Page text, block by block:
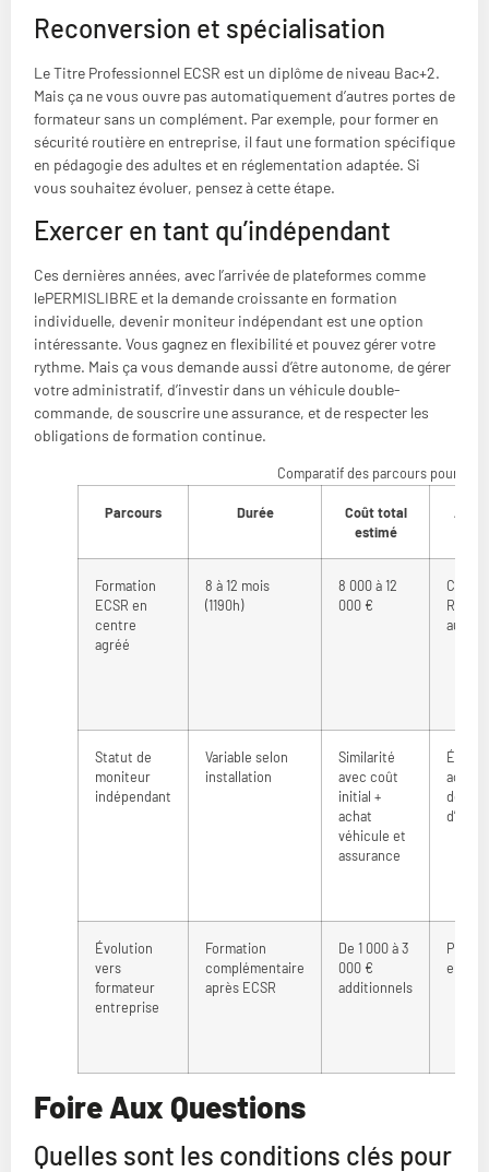
Reconversion et spécialisation
Le Titre Professionnel ECSR est un diplôme de niveau Bac+2.
Mais ça ne vous ouvre pas automatiquement d’autres portes de
formateur sans un complément. Par exemple, pour former en
sécurité routière en entreprise, il faut une formation spécifique
en pédagogie des adultes et en réglementation adaptée. Si
vous souhaitez évoluer, pensez à cette étape.
Exercer en tant qu’indépendant
Ces dernières années, avec l’arrivée de plateformes comme
lePERMISLIBRE et la demande croissante en formation
individuelle, devenir moniteur indépendant est une option
intéressante. Vous gagnez en flexibilité et pouvez gérer votre
rythme. Mais ça vous demande aussi d’être autonome, de gérer
votre administratif, d’investir dans un véhicule double-
commande, de souscrire une assurance, et de respecter les
obligations de formation continue.
Comparatif des parcours pour
Parcours Durée
Coût total
estimé
Formation
ECSR en
centre
agréé
8 à 12 mois
(1190h)
8 000 à 12
000 €
CPF,
Statut de
moniteur
indépendant
Variable selon
installation
Similarité
avec coût
initial +
achat
véhicule et
assurance
de
Évolution
vers
formateur
entreprise
Formation
complémentaire
après ECSR
De 1 000 à 3
000 €
additionnels
Plan
Foire Aux Questions
Quelles sont les conditions clés pour